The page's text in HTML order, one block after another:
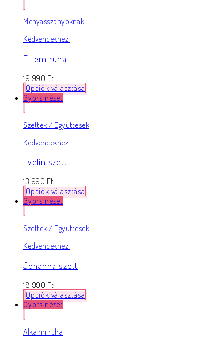
Menyasszonyoknak
Kedvencekhez!
Elliem ruha
19 990 Ft
Opciók választása
Gyors nézet
Szettek / Együttesek
Kedvencekhez!
Evelin szett
13 990 Ft
Opciók választása
Gyors nézet
Szettek / Együttesek
Kedvencekhez!
Johanna szett
18 990 Ft
Opciók választása
Gyors nézet
Alkalmi ruha